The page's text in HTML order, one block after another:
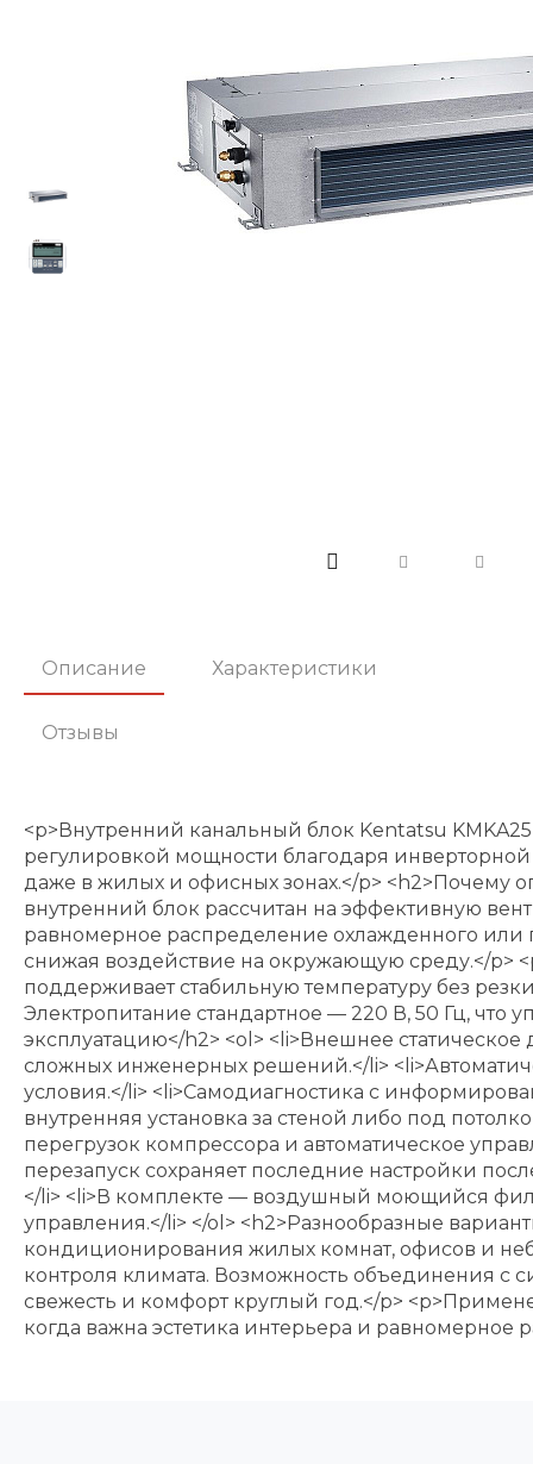
Описание Характеристики
Отзывы
<p>Внутренний канальный блок Kentatsu
регулировкой мощности благодаря инверторной
даже в жилых и офисных зонах.</p>
внутренний блок рассчитан на эффективную
равномерное распределение охлажденного или
снижая воздействие на окружающую среду.</p>
поддерживает стабильную температуру без
Электропитание стандартное — 220 В, 50 Гц,
эксплуатацию</h2> <ol> <li>Внешнее
сложных инженерных решений.</li>
условия.</li> <li>Самодиагностика с
внутренняя установка за стеной либо под
перегрузок компрессора и автоматическое
перезапуск сохраняет последние настройки
</li> <li>В комплекте — воздушный моющийся
управления.</li> </ol> <h2>Разнообразные
кондиционирования жилых комнат, офисов и
контроля климата. Возможность объединения
свежесть и комфорт круглый год.</p>
когда важна эстетика интерьера и